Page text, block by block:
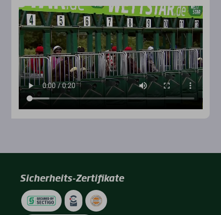
Sicherheits-Zertifikate